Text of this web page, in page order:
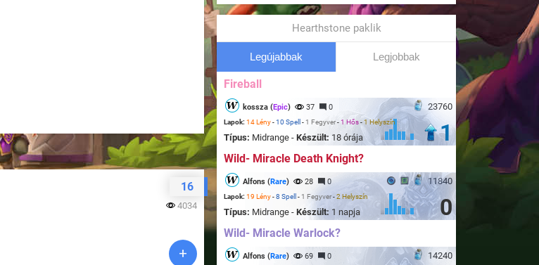
16
4034
Hearthstone paklik
Legújabbak Legjobbak
Fireball
23760
kossza (Epic) 37 0
Lapok: 14 Lény-10 Spell - 1 Fegyver-1 Hős-1 Helyszín
Típus: Midrange - Készült: 18 órája 1
Wild- Miracle Death Knight?
11840
Alfons (Rare) 28 0
Lapok: 19 Lény-8 Spell - 1 Fegyver-2 Helyszín
Típus: Midrange - Készült: 1 napja 0
Wild- Miracle Warlock?
14240
Alfons (Rare) 69 0